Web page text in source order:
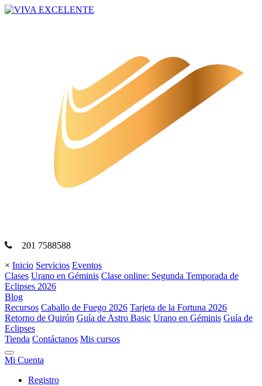
201 7588588
× Inicio Servicios Eventos
Clases Urano en Géminis Clase online: Segunda Temporada de
Eclipses 2026
Blog
Recursos Caballo de Fuego 2026 Tarjeta de la Fortuna 2026
Retorno de Quirón Guía de Astro Basic Urano en Géminis Guía de
Eclipses
Tienda Contáctanos Mis cursos
Mi Cuenta
Registro